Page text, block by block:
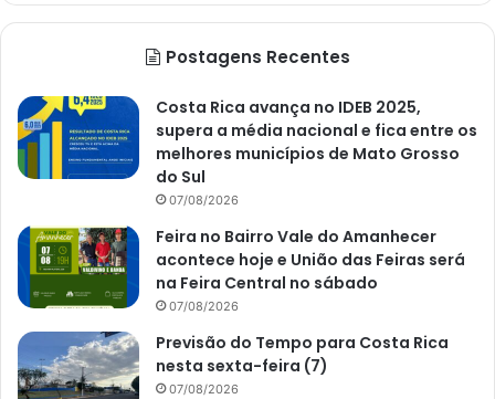
Postagens Recentes
Costa Rica avança no IDEB 2025,
supera a média nacional e fica entre os
melhores municípios de Mato Grosso
do Sul
07/08/2026
Feira no Bairro Vale do Amanhecer
acontece hoje e União das Feiras será
na Feira Central no sábado
07/08/2026
Previsão do Tempo para Costa Rica
nesta sexta-feira (7)
07/08/2026